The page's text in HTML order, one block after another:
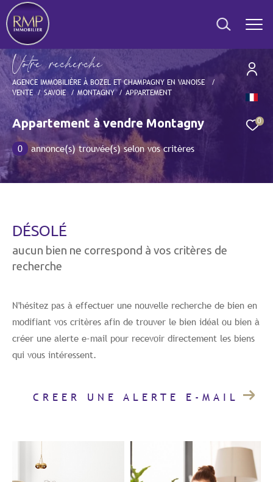
0
Votre recherche
AGENCE IMMOBILIÈRE À BOZEL ET CHAMPAGNY EN VANOISE
VENTE
SAVOIE MONTAGNY APPARTEMENT
Appartement à vendre Montagny
0 annonce(s) trouvée(s) selon vos critères
DÉSOLÉ
aucun bien ne correspond à vos critères de
recherche
N'hésitez pas à effectuer une nouvelle recherche de bien en
modifiant vos critères afin de trouver le bien idéal ou bien à
créer une alerte e-mail pour recevoir directement les biens
qui vous intéressent.
CREER UNE ALERTE E-MAIL
Effectuer une recherche
et trouver le bien qui correspond à vos critères
Type
d'offre
Vente
Ville
Surface
Surface
AFFINER LES CRITÈRES